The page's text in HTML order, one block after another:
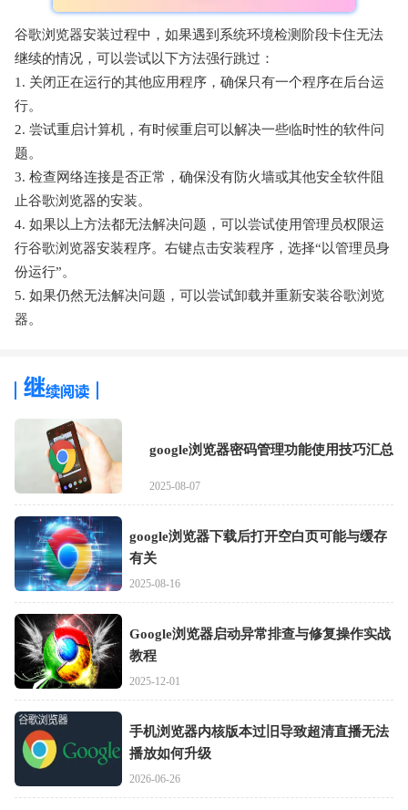
谷歌浏览器安装过程中，如果遇到系统环境检测阶段卡住无法
继续的情况，可以尝试以下方法强行跳过：
1. 关闭正在运行的其他应用程序，确保只有一个程序在后台运
行。
2. 尝试重启计算机，有时候重启可以解决一些临时性的软件问
题。
3. 检查网络连接是否正常，确保没有防火墙或其他安全软件阻
止谷歌浏览器的安装。
4. 如果以上方法都无法解决问题，可以尝试使用管理员权限运
行谷歌浏览器安装程序。右键点击安装程序，选择“以管理员身
份运行”。
5. 如果仍然无法解决问题，可以尝试卸载并重新安装谷歌浏览
器。
google浏览器密码管理功能使用技巧汇总
2025-08-07
google浏览器下载后打开空白页可能与缓存
有关
2025-08-16
Google浏览器启动异常排查与修复操作实战
教程
2025-12-01
手机浏览器内核版本过旧导致超清直播无法
播放如何升级
2026-06-26